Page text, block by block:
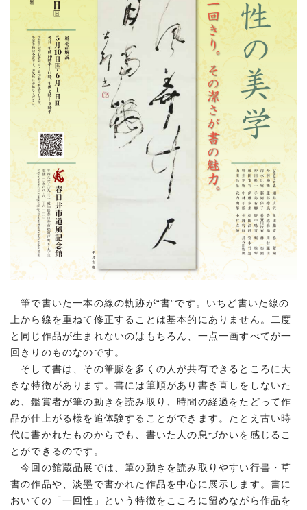
筆で書いた一本の線の軌跡が“書”です。いちど書いた線の
上から線を重ねて修正することは基本的にありません。二度
と同じ作品が生まれないのはもちろん、一点一画すべてが一
回きりのものなのです。
そして書は、その筆脈を多くの人が共有できるところに大
きな特徴があります。書には筆順があり書き直しをしないた
め、鑑賞者が筆の動きを読み取り、時間の経過をたどって作
品が仕上がる様を追体験することができます。たとえ古い時
代に書かれたものからでも、書いた人の息づかいを感じるこ
とができるのです。
今回の館蔵品展では、筆の動きを読み取りやすい行書・草
書の作品や、淡墨で書かれた作品を中心に展示します。書に
おいての「一回性」という特徴をこころに留めながら作品を